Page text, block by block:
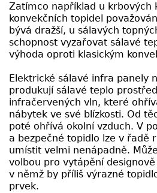
Zatímco například u krbových
konvekčních topidel
bývá dražší, u sálavých
schopnost vyzařovat sálavé
výhoda oproti klasickým
Elektrické sálavé infra panely
produkují sálavé teplo
infračervených vln, které
nábytek ve své blízkosti. Od
poté ohřívá okolní vzduch. V
a bezpečné topidlo lze v řadě
umístit velmi nenápadně.
volbou pro vytápění
v němž by příliš výrazné
prvek.